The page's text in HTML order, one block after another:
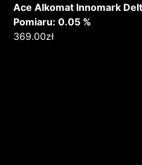
Ace Alkomat Innomark
Pomiaru: 0.05 %
369.00zł